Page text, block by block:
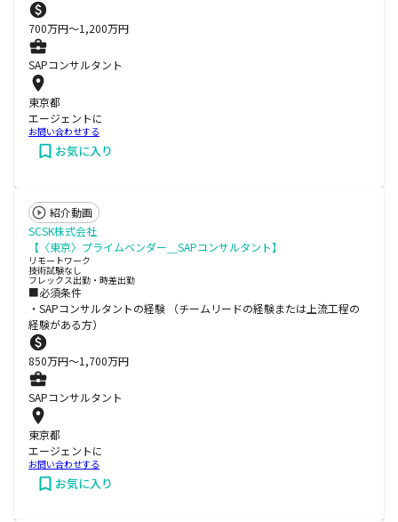
700万円〜1,200万円
SAPコンサルタント
東京都
エージェントに
お問い合わせする
お気に入り
紹介動画
SCSK株式会社
【〈東京〉プライムベンダー＿SAPコンサルタント】
リモートワーク
技術試験なし
フレックス出勤・時差出勤
■必須条件
・SAPコンサルタントの経験 （チームリードの経験または上流工程の
経験がある方）
850万円〜1,700万円
SAPコンサルタント
東京都
エージェントに
お問い合わせする
お気に入り